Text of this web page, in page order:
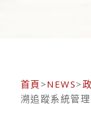
首頁 >NEWS>
溯追蹤系統管理